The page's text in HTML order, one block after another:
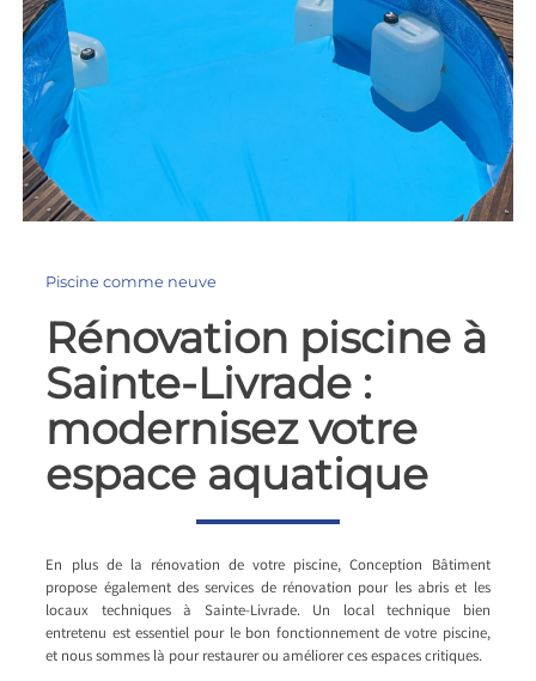
Piscine comme neuve
Rénovation piscine à
Sainte-Livrade :
modernisez votre
espace aquatique
En plus de la rénovation de votre piscine, Conception Bâtiment
propose également des services de rénovation pour les abris et les
locaux techniques à Sainte-Livrade. Un local technique bien
entretenu est essentiel pour le bon fonctionnement de votre piscine,
et nous sommes là pour restaurer ou améliorer ces espaces critiques.